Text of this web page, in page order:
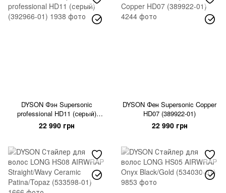
DYSON Фэн Supersonic
professional HD11 (серый)
(392966-01)
22 990 грн
DYSON Фен Supersonic Copper
HD07 (389922-01)
22 990 грн